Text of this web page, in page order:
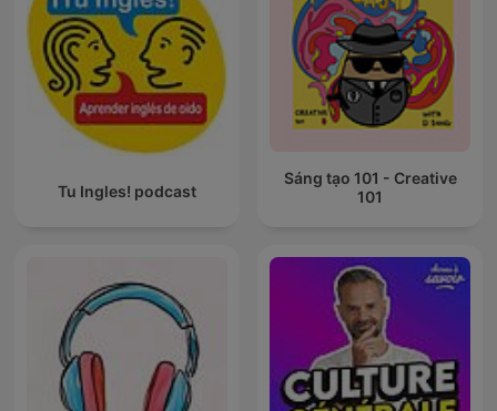
Tu Ingles! podcast
Sáng tạo 101 - Creative
101